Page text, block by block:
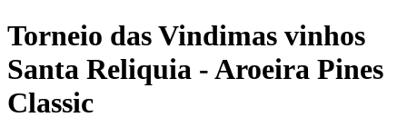
Torneio das Vindimas vinhos
Santa Reliquia - Aroeira Pines
Classic